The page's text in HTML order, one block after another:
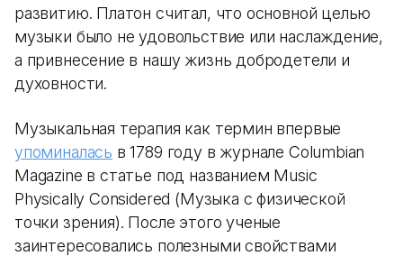
развитию. Платон считал, что основной целью
музыки было не удовольствие или наслаждение,
а привнесение в нашу жизнь добродетели и
духовности.
Музыкальная терапия как термин впервые
упоминалась в 1789 году в журнале Columbian
Magazine в статье под названием Music
Physically Considered (Музыка с физической
точки зрения). После этого ученые
заинтересовались полезными свойствами